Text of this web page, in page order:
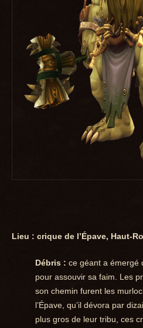
Lieu : crique de l’Épave, Haut-
Débris : ce géant a émergé
pour assouvir sa faim. Les
son chemin furent les
l’Épave, qu’il dévora par
plus gros de leur tribu, ces